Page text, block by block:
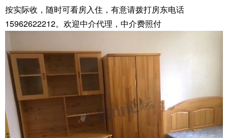
按实际收，随时可看房入住，有意请拨打房东电话
15962622212。欢迎中介代理，中介费照付